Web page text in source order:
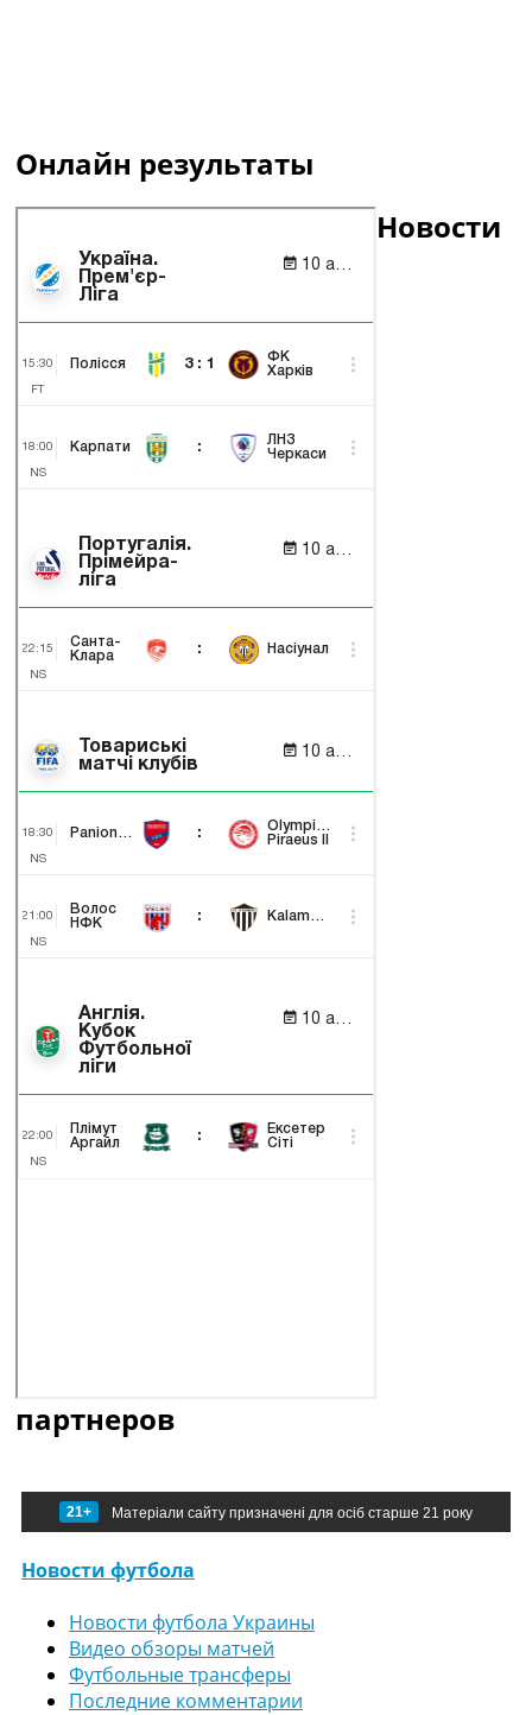
Онлайн результаты
Новости
партнеров
21+ Матеріали сайту призначені для осіб старше 21 року
Новости футбола
Новости футбола Украины
Видео обзоры матчей
Футбольные трансферы
Последние комментарии